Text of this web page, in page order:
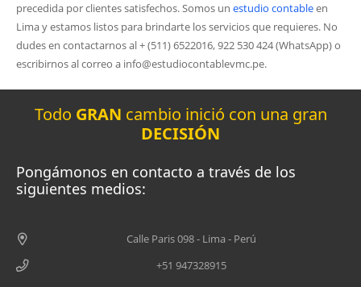
precedida por clientes satisfechos. Somos un estudio contableen
Lima y estamos listos para brindarte los servicios que requieres. No
dudes en contactarnos al + (511) 6522016, 922 530 424 (WhatsApp) o
escribirnos al correo a info@estudiocontablevmc.pe.
Todo GRAN cambio inició con una gran
DECISIÓN
Pongámonos en contacto a través de los
siguientes medios:
Calle Paris 098 - Lima - Perú
+51 947328915